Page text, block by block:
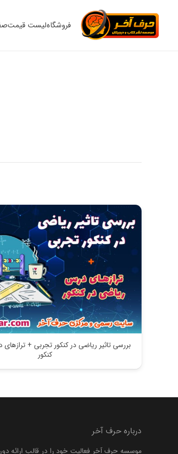
فروشگاهلیست قیمت
بررسی تاثیر ریاضی در کنکور تجربی +
کنکور
درباره حرف آخر
موسسه حرف آخر فعالیت خود را در قالب ارائه